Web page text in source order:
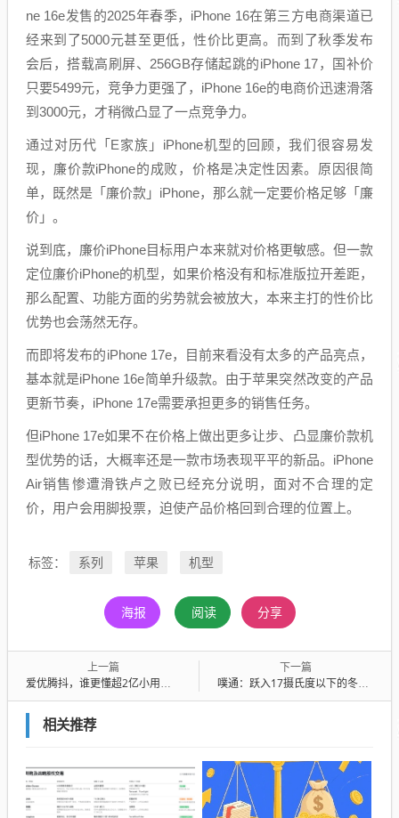
ne 16e发售的2025年春季，iPhone 16在第三方电商渠道已
经来到了5000元甚至更低，性价比更高。而到了秋季发布
会后，搭载高刷屏、256GB存储起跳的iPhone 17，国补价
只要5499元，竞争力更强了，iPhone 16e的电商价迅速滑落
到3000元，才稍微凸显了一点竞争力。
通过对历代「E家族」iPhone机型的回顾，我们很容易发
现，廉价款iPhone的成败，价格是决定性因素。原因很简
单，既然是「廉价款」iPhone，那么就一定要价格足够「廉
价」。
说到底，廉价iPhone目标用户本来就对价格更敏感。但一款
定位廉价iPhone的机型，如果价格没有和标准版拉开差距，
那么配置、功能方面的劣势就会被放大，本来主打的性价比
优势也会荡然无存。
而即将发布的iPhone 17e，目前来看没有太多的产品亮点，
基本就是iPhone 16e简单升级款。由于苹果突然改变的产品
更新节奏，iPhone 17e需要承担更多的销售任务。
但iPhone 17e如果不在价格上做出更多让步、凸显廉价款机
型优势的话，大概率还是一款市场表现平平的新品。iPhone
Air销售惨遭滑铁卢之败已经充分说明，面对不合理的定
价，用户会用脚投票，迫使产品价格回到合理的位置上。
标签： 系列 苹果 机型
海报 阅读 分享
上一篇
爱优腾抖，谁更懂超2亿小用户的寒假需求？
下一篇
噗通：跃入17摄氏度以下的冬泳江湖
相关推荐